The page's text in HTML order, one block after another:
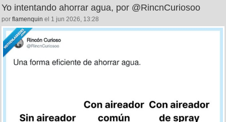
Yo intentando ahorrar agua, por @RincnCuriosoo
por flamenquin el 1 jun 2026, 13:28